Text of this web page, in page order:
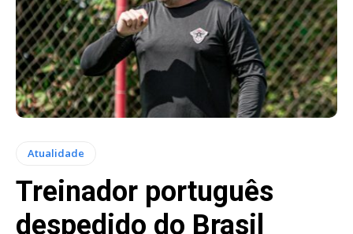
Atualidade
Treinador português
despedido do Brasil